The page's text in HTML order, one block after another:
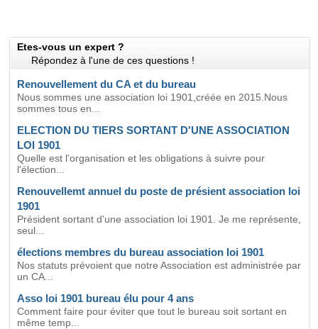
Etes-vous un expert ?
Répondez à l'une de ces questions !
Renouvellement du CA et du bureau
Nous sommes une association loi 1901,créée en 2015.Nous
sommes tous en...
ELECTION DU TIERS SORTANT D'UNE ASSOCIATION
LOI 1901
Quelle est l'organisation et les obligations à suivre pour
l'élection...
Renouvellemt annuel du poste de présient association loi
1901
Président sortant d'une association loi 1901. Je me représente,
seul...
élections membres du bureau association loi 1901
Nos statuts prévoient que notre Association est administrée par
un CA...
Asso loi 1901 bureau élu pour 4 ans
Comment faire pour éviter que tout le bureau soit sortant en
même temp...